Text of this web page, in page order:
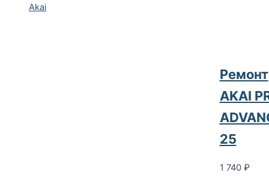
Akai
Ремонт
AKAI
25
1 740 ₽